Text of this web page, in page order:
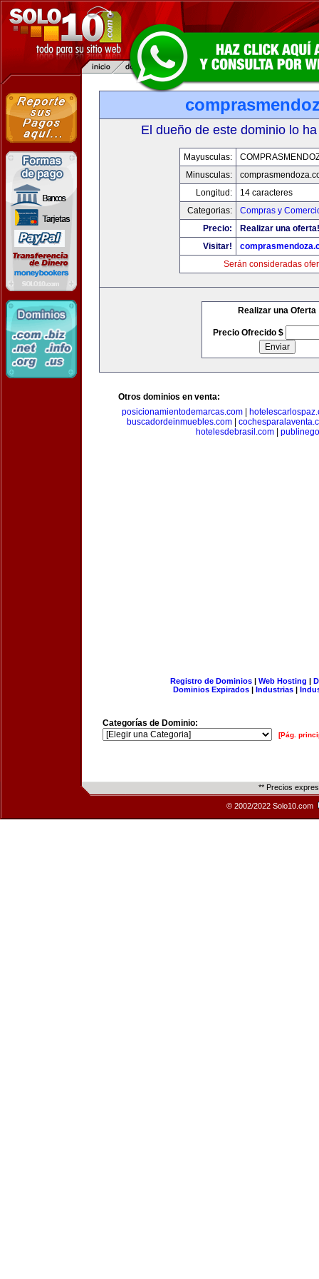
El dueño de este dominio lo
Mayusculas:
Minusculas:
Longitud:
14 caracteres
Categorias:
Compras y
Precio:
Realizar una oferta!
Visitar!
Serán consideradas
Realizar una Oferta
Precio Ofrecido $
Otros dominios en venta:
posicionamientodemarcas.com|
buscadordeinmuebles.com
hotelesdebrasil.com
Registro de Dominios| Web Hosting |
Dominios Expirados | Industrias |
Categorías de Dominio:
[Pág.
** Precios
© 2002/2022 Solo10.com